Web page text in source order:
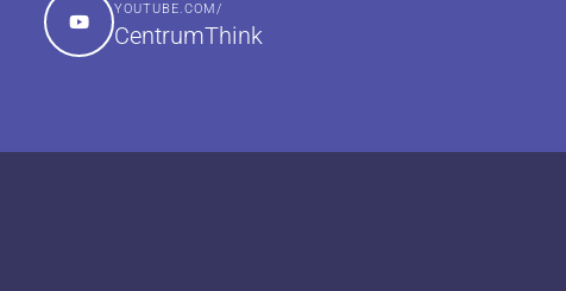
YOUTUBE.COM/
CentrumThink